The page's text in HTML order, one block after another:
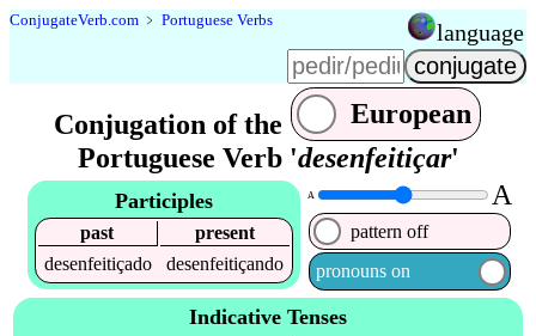
ConjugateVerb.com ﹥ Portuguese Verbs language
Conjugation of the
European
Portuguese Verb 'desenfeitiçar'
Participles
past
present
desenfeitiçado
desenfeitiçando
A A
pattern off
pronouns on
Indicative Tenses